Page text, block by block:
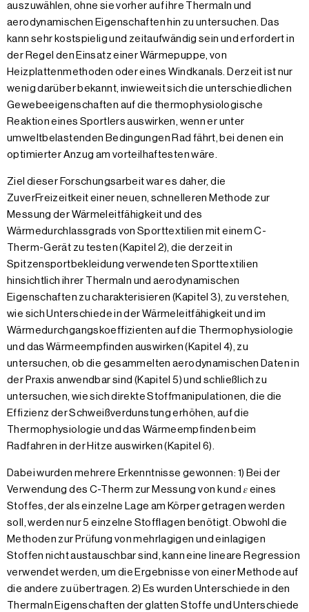
auszuwählen, ohne sie vorher auf ihre Thermaln und
aerodynamischen Eigenschaften hin zu untersuchen. Das
kann sehr kostspielig und zeitaufwändig sein und erfordert in
der Regel den Einsatz einer Wärmepuppe, von
Heizplattenmethoden oder eines Windkanals. Derzeit ist nur
wenig darüber bekannt, inwieweit sich die unterschiedlichen
Gewebeeigenschaften auf die thermophysiologische
Reaktion eines Sportlers auswirken, wenn er unter
umweltbelastenden Bedingungen Rad fährt, bei denen ein
optimierter Anzug am vorteilhaftesten wäre.
Ziel dieser Forschungsarbeit war es daher, die
ZuverFreizeitkeit einer neuen, schnelleren Methode zur
Messung der Wärmeleitfähigkeit und des
Wärmedurchlassgrads von Sporttextilien mit einem C-
Therm-Gerät zu testen (Kapitel 2), die derzeit in
Spitzensportbekleidung verwendeten Sporttextilien
hinsichtlich ihrer Thermaln und aerodynamischen
Eigenschaften zu charakterisieren (Kapitel 3), zu verstehen,
wie sich Unterschiede in der Wärmeleitfähigkeit und im
Wärmedurchgangskoeffizienten auf die Thermophysiologie
und das Wärmeempfinden auswirken (Kapitel 4), zu
untersuchen, ob die gesammelten aerodynamischen Daten in
der Praxis anwendbar sind (Kapitel 5) und schließlich zu
untersuchen, wie sich direkte Stoffmanipulationen, die die
Effizienz der Schweißverdunstung erhöhen, auf die
Thermophysiologie und das Wärmeempfinden beim
Radfahren in der Hitze auswirken (Kapitel 6).
Dabei wurden mehrere Erkenntnisse gewonnen: 1) Bei der
Verwendung des C-Therm zur Messung von k und 𝜀 eines
Stoffes, der als einzelne Lage am Körper getragen werden
soll, werden nur 5 einzelne Stofflagen benötigt. Obwohl die
Methoden zur Prüfung von mehrlagigen und einlagigen
Stoffen nicht austauschbar sind, kann eine lineare Regression
verwendet werden, um die Ergebnisse von einer Methode auf
die andere zu übertragen. 2) Es wurden Unterschiede in den
Thermaln Eigenschaften der glatten Stoffe und Unterschiede